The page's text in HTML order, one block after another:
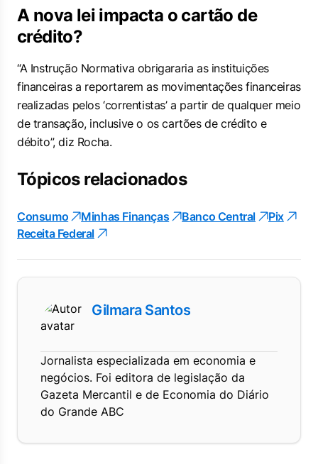
A nova lei impacta o cartão de
crédito?
“A Instrução Normativa obrigararia as instituições
financeiras a reportarem as movimentações financeiras
realizadas pelos ‘correntistas’ a partir de qualquer meio
de transação, inclusive o os cartões de crédito e
débito”, diz Rocha.
Tópicos relacionados
Consumo Minhas Finanças Banco Central
Pix
Receita Federal
Gilmara Santos
Jornalista especializada em economia e
negócios. Foi editora de legislação da
Gazeta Mercantil e de Economia do Diário
do Grande ABC